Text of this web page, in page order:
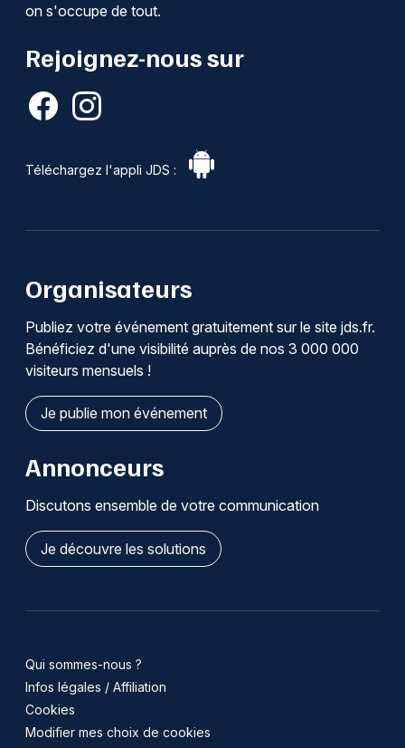
on s'occupe de tout.
Rejoignez-nous sur
Téléchargez l'appli JDS :
Organisateurs
Publiez votre événement gratuitement sur le site jds.fr.
Bénéficiez d'une visibilité auprès de nos 3 000 000
visiteurs mensuels !
Je publie mon événement
Annonceurs
Discutons ensemble de votre communication
Je découvre les solutions
Qui sommes-nous ?
Infos légales / Affiliation
Cookies
Modifier mes choix de cookies